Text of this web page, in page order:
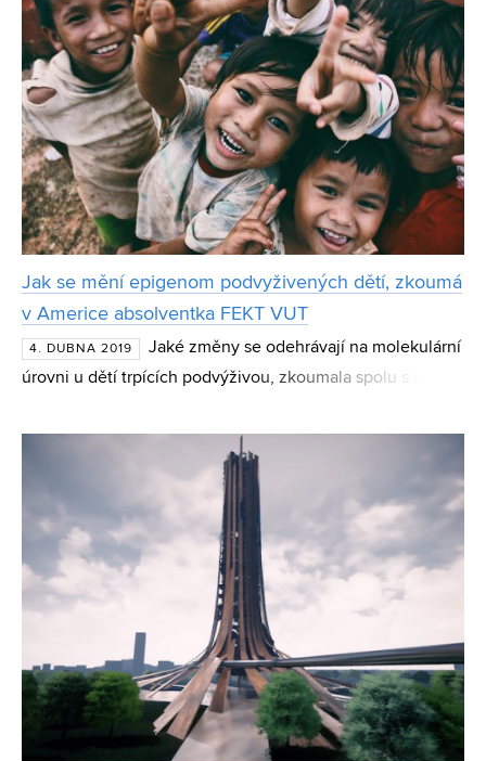
Jak se mění epigenom podvyživených dětí, zkoumá
v Americe absolventka FEKT VUT
4. DUBNA 2019
Jaké změny se odehrávají na molekulární
úrovni u dětí trpících podvýživou, zkoumala spolu s kolegy
biomedicínského inženýrství FEKT VUT Kristýna Kupková.